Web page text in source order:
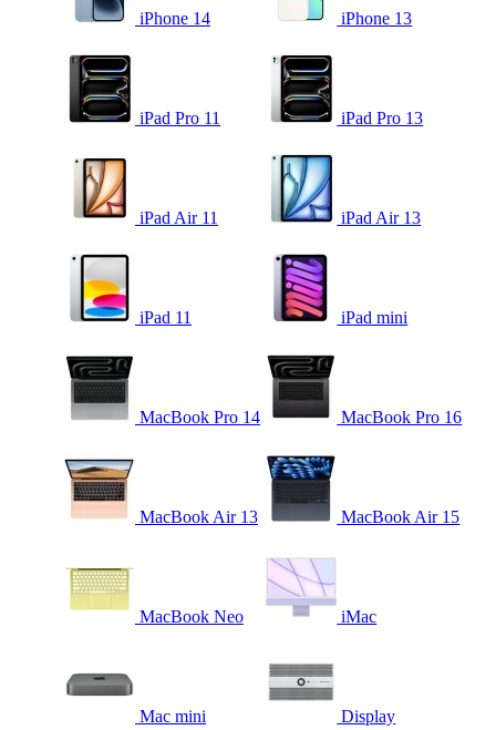
iPhone 14 iPhone 13
iPad Pro 11 iPad Pro 13
iPad Air 11 iPad Air 13
iPad 11 iPad mini
MacBook Pro 14 MacBook Pro 16
MacBook Air 13 MacBook Air 15
MacBook Neo iMac
Mac mini Display